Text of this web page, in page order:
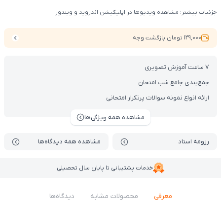
7 ساعت آموزش تصویری
جمع‌بندی جامع شب امتحان
ارائه انواع نمونه سوالات پرتکرار امتحانی
مشاهده همه ویژگی‌ها
رزومه استاد مشاهده همه دیدگاه‌ها
خدمات پشتیبانی تا پایان سال تحصیلی
جزئیات بیشتر: مشاهده ویدیوها در اپلیکیشن اندروید و ویندوز
129,000 تومان بازگشت وجه
معرفی محصولات مشابه دیدگاه‌ها